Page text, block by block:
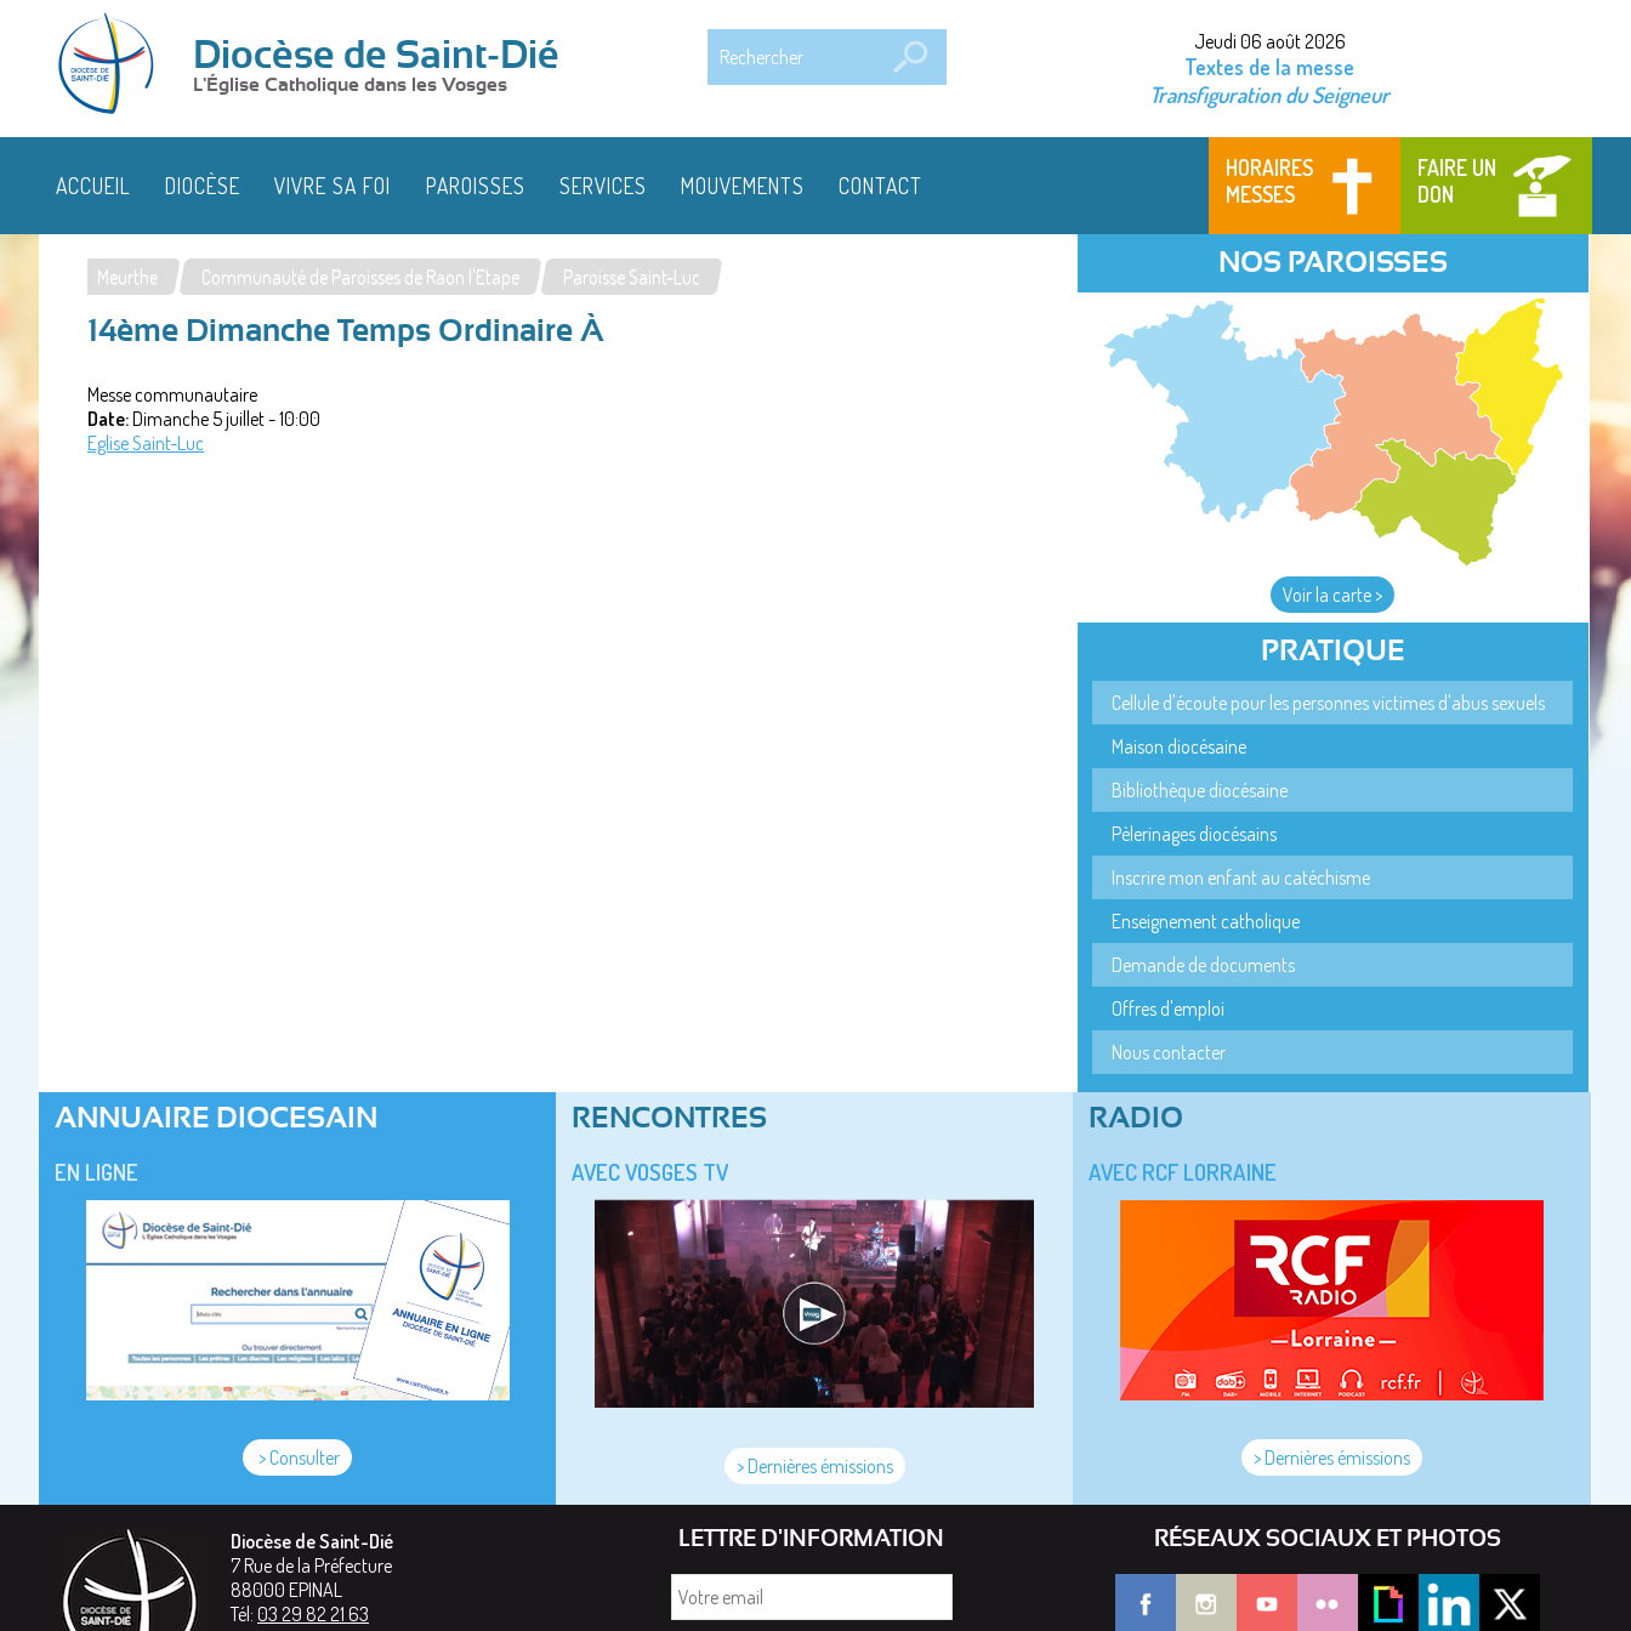
Diocèse de Saint-Dié
L'Église Catholique dans les Vosges
Jeudi 06 août 2026
Textes de la messe
Transfiguration du Seigneur
HORAIRES
MESSES
FAIRE UN
DON
ACCUEIL DIOCÈSE VIVRE SA FOI PAROISSES SERVICES MOUVEMENTS CONTACT
Vous
êtes
ici
Meurthe Communauté de Paroisses de Raon l'Etape Paroisse Saint-Luc
14ème Dimanche Temps Ordinaire À
Messe communautaire
Date:Dimanche 5 juillet - 10:00
Eglise Saint-Luc
NOS PAROISSES
Voir la carte >
PRATIQUE
Cellule d'écoute pour les personnes victimes d'abus sexuels
Maison diocésaine
Bibliothèque diocésaine
Pèlerinages diocésains
Inscrire mon enfant au catéchisme
Enseignement catholique
Demande de documents
Offres d'emploi
Nous contacter
ANNUAIRE DIOCESAIN
EN LIGNE
> Consulter
RENCONTRES
AVEC VOSGES TV
> Dernières émissions
RADIO
AVEC RCF LORRAINE
> Dernières émissions
Diocèse de Saint-Dié
7 Rue de la Préfecture
88000 EPINAL
Tél: 03 29 82 21 63
LETTRE D'INFORMATION RÉSEAUX SOCIAUX ET PHOTOS